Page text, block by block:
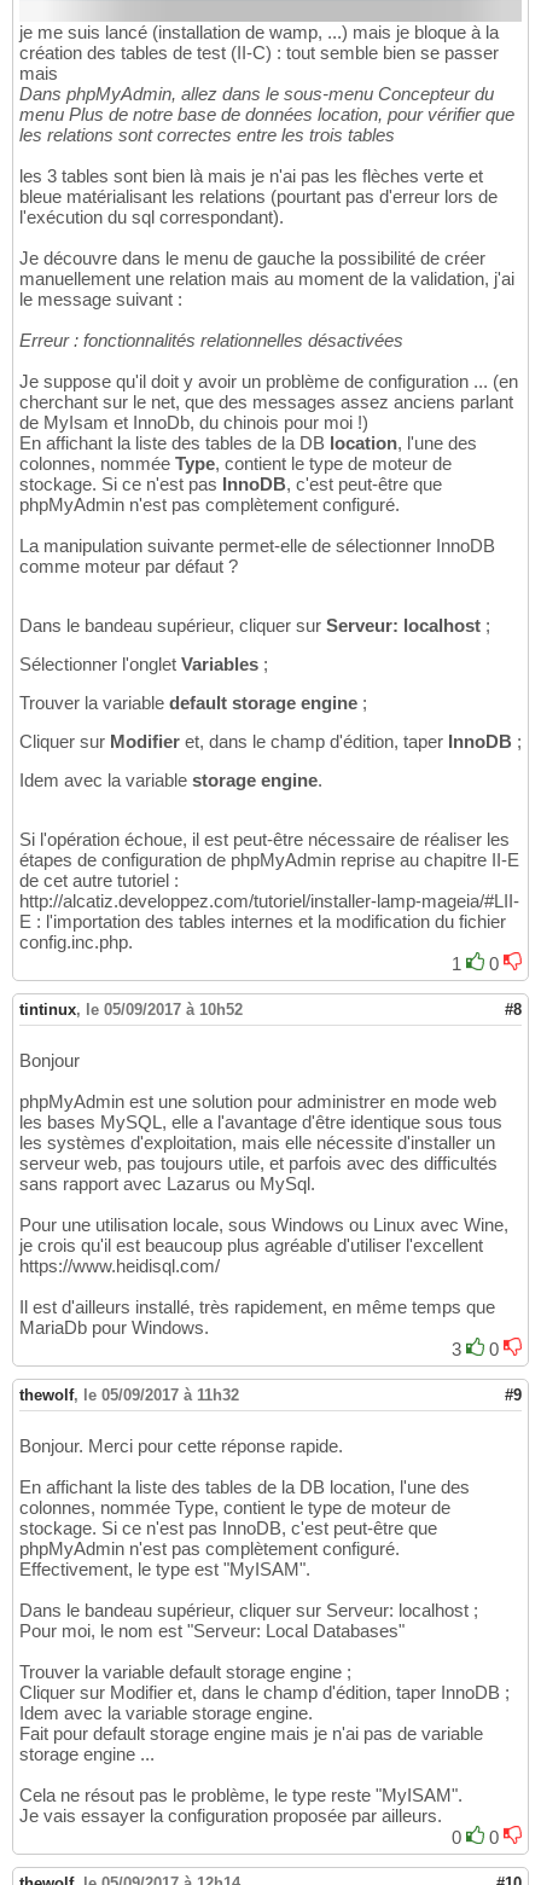
je me suis lancé (installation de wamp, ...) mais je bloque à la
création des tables de test (II-C) : tout semble bien se passer
mais
Dans phpMyAdmin, allez dans le sous-menu Concepteur du
menu Plus de notre base de données location, pour vérifier que
les relations sont correctes entre les trois tables
les 3 tables sont bien là mais je n'ai pas les flèches verte et
bleue matérialisant les relations (pourtant pas d'erreur lors de
l'exécution du sql correspondant).
Je découvre dans le menu de gauche la possibilité de créer
manuellement une relation mais au moment de la validation, j'ai
le message suivant :
Erreur : fonctionnalités relationnelles désactivées
Je suppose qu'il doit y avoir un problème de configuration ... (en
cherchant sur le net, que des messages assez anciens parlant
de MyIsam et InnoDb, du chinois pour moi !)
En affichant la liste des tables de la DB location, l'une des
colonnes, nommée Type, contient le type de moteur de
stockage. Si ce n'est pas InnoDB, c'est peut-être que
phpMyAdmin n'est pas complètement configuré.
La manipulation suivante permet-elle de sélectionner InnoDB
comme moteur par défaut ?
Dans le bandeau supérieur, cliquer sur Serveur: localhost ;
Sélectionner l'onglet Variables ;
Trouver la variable default storage engine ;
Cliquer sur Modifier et, dans le champ d'édition, taper InnoDB ;
Idem avec la variable storage engine.
Si l'opération échoue, il est peut-être nécessaire de réaliser les
étapes de configuration de phpMyAdmin reprise au chapitre II-E
de cet autre tutoriel :
http://alcatiz.developpez.com/tutoriel/installer-lamp-mageia/#LII-
E : l'importation des tables internes et la modification du fichier
config.inc.php.
1
0
tintinux, le 05/09/2017 à 10h52 #8
Bonjour
phpMyAdmin est une solution pour administrer en mode web
les bases MySQL, elle a l'avantage d'être identique sous tous
les systèmes d'exploitation, mais elle nécessite d'installer un
serveur web, pas toujours utile, et parfois avec des difficultés
sans rapport avec Lazarus ou MySql.
Pour une utilisation locale, sous Windows ou Linux avec Wine,
je crois qu'il est beaucoup plus agréable d'utiliser l'excellent
https://www.heidisql.com/
Il est d'ailleurs installé, très rapidement, en même temps que
MariaDb pour Windows.
3
0
thewolf, le 05/09/2017 à 11h32 #9
Bonjour. Merci pour cette réponse rapide.
En affichant la liste des tables de la DB location, l'une des
colonnes, nommée Type, contient le type de moteur de
stockage. Si ce n'est pas InnoDB, c'est peut-être que
phpMyAdmin n'est pas complètement configuré.
Effectivement, le type est "MyISAM".
Dans le bandeau supérieur, cliquer sur Serveur: localhost ;
Pour moi, le nom est "Serveur: Local Databases"
Trouver la variable default storage engine ;
Cliquer sur Modifier et, dans le champ d'édition, taper InnoDB ;
Idem avec la variable storage engine.
Fait pour default storage engine mais je n'ai pas de variable
storage engine ...
Cela ne résout pas le problème, le type reste "MyISAM".
Je vais essayer la configuration proposée par ailleurs.
0
0